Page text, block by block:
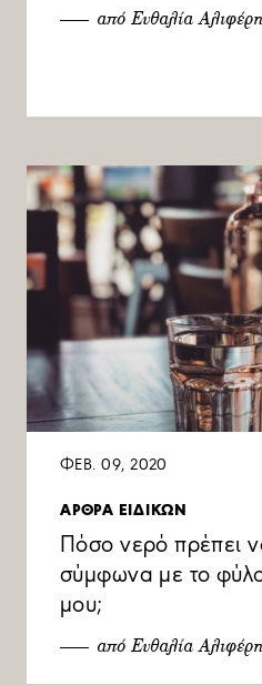
από Ευθαλία Αλιφέρη
ΦΕΒ. 09, 2020
ΑΡΘΡΑ ΕΙΔΙΚΩΝ
Πόσο νερό πρέπει
σύμφωνα με το φύλο
μου;
από Ευθαλία Αλιφέρη